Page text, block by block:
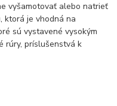
vyšamotovať alebo natrieť
ktorá je vhodná na
sú vystavené vysokým
rúry, príslušenstvá k